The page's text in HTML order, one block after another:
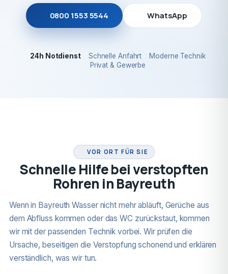
0800 1553 5544 WhatsApp
24h Notdienst Schnelle Anfahrt
Moderne Technik
Privat & Gewerbe
VOR ORT FÜR SIE
Schnelle Hilfe bei verstopften
Rohren in Bayreuth
Wenn in Bayreuth Wasser nicht mehr abläuft, Gerüche aus
dem Abfluss kommen oder das WC zurückstaut, kommen
wir mit der passenden Technik vorbei. Wir prüfen die
Ursache, beseitigen die Verstopfung schonend und erklären
verständlich, was wir tun.